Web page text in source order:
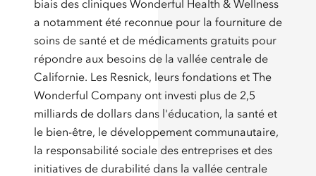
biais des cliniques Wonderful Health & Wellness
a notamment été reconnue pour la fourniture de
soins de santé et de médicaments gratuits pour
répondre aux besoins de la vallée centrale de
Californie. Les Resnick, leurs fondations et The
Wonderful Company ont investi plus de 2,5
milliards de dollars dans l'éducation, la santé et
le bien-être, le développement communautaire,
la responsabilité sociale des entreprises et des
initiatives de durabilité dans la vallée centrale